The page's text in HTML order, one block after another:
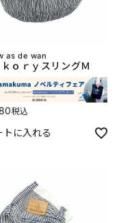
as de wan
ｏｒｙスリングＭ
税込
トに入れる